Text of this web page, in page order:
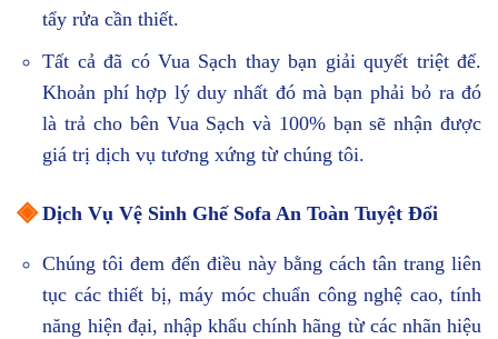
tẩy rửa cần thiết.
Tất cả đã có Vua Sạch thay bạn giải quyết triệt để.
Khoản phí hợp lý duy nhất đó mà bạn phải bỏ ra đó
là trả cho bên Vua Sạch và 100% bạn sẽ nhận được
giá trị dịch vụ tương xứng từ chúng tôi.
◈Dịch Vụ Vệ Sinh Ghế Sofa An Toàn Tuyệt Đối
Chúng tôi đem đến điều này bằng cách tân trang liên
tục các thiết bị, máy móc chuẩn công nghệ cao, tính
năng hiện đại, nhập khẩu chính hãng từ các nhãn hiệu